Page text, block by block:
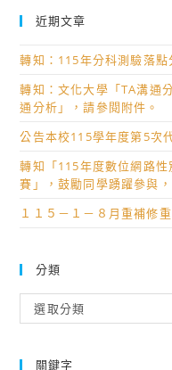
近期文章
轉知：115年分科測驗落點
轉知：文化大學「TA溝通
通分析」，請參閱附件。
公告本校115學年度第5次
轉知「115年度數位網路
賽」，鼓勵同學踴躍參與
１１５－１－８月重補修
分類
類
選取分類
關鍵字